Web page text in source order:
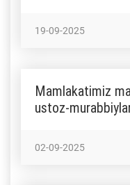
19-09-2025
Mamlakatimiz
ustoz-
02-09-2025